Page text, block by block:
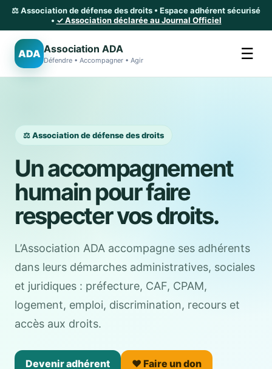
⚖️ Association de défense des droits • Espace adhérent sécurisé
• ✓ Association déclarée au Journal Officiel
ADA Association ADA
Défendre • Accompagner • Agir ☰
⚖️ Association de défense des droits
Un accompagnement
humain pour faire
respecter vos droits.
L’Association ADA accompagne ses adhérents
dans leurs démarches administratives, sociales
et juridiques : préfecture, CAF, CPAM,
logement, emploi, discrimination, recours et
accès aux droits.
Devenir adhérent ❤️ Faire un don